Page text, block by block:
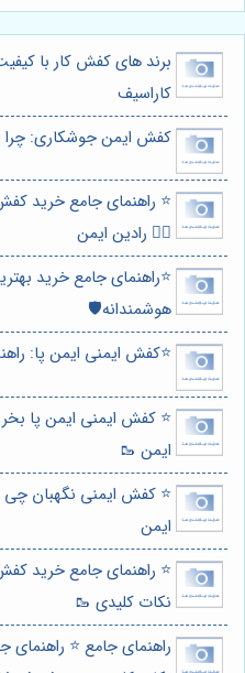
برند های کفش کار با
کاراسیف
کفش ایمن جوشکاری: چرا
⭐️ راهنمای جامع خرید
👷‍♂️ رادین ایمن
⭐️راهنمای جامع خرید
هوشمندانه🛡️
⭐️کفش ایمنی ایمن پا:
⭐️ کفش ایمنی ایمن پا
ایمن 🥾
⭐️ کفش ایمنی نگهبان چی
ایمن
⭐️ راهنمای جامع خرید
نکات کلیدی 🥾
راهنمای جامع ⭐️